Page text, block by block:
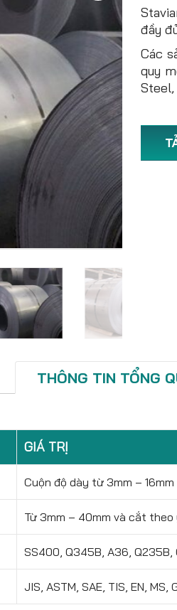
đầy
Các
quy
THÔNG TIN TỔNG
GIÁ TRỊ
Cuộn độ dày từ 3mm – 16mm
Từ 3mm – 40mm và cắt theo
SS400, Q345B, A36,
JIS, ASTM, SAE, TIS, EN, MS,